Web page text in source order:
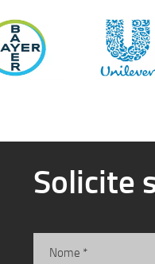
Solicite